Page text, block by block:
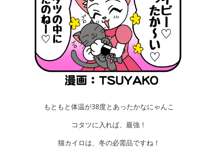
もともと体温が38度とあったかなにゃんこ
コタツに入れば、最強！
猫カイロは、冬の必需品ですね！